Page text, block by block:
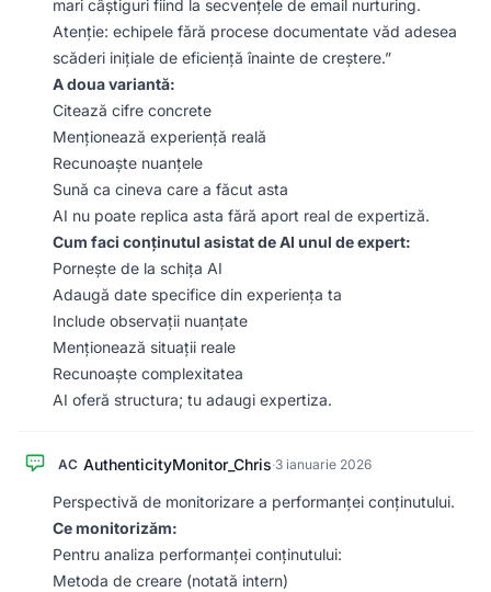
mari câștiguri fiind la secvențele de email nurturing.
Atenție: echipele fără procese documentate văd adesea
scăderi inițiale de eficiență înainte de creștere.”
A doua variantă:
Citează cifre concrete
Menționează experiență reală
Recunoaște nuanțele
Sună ca cineva care a făcut asta
AI nu poate replica asta fără aport real de expertiză.
Cum faci conținutul asistat de AI unul de expert:
Pornește de la schița AI
Adaugă date specifice din experiența ta
Include observații nuanțate
Menționează situații reale
Recunoaște complexitatea
AI oferă structura; tu adaugi expertiza.
AC AuthenticityMonitor_Chris·3 ianuarie 2026
Perspectivă de monitorizare a performanței conținutului.
Ce monitorizăm:
Pentru analiza performanței conținutului:
Metoda de creare (notată intern)